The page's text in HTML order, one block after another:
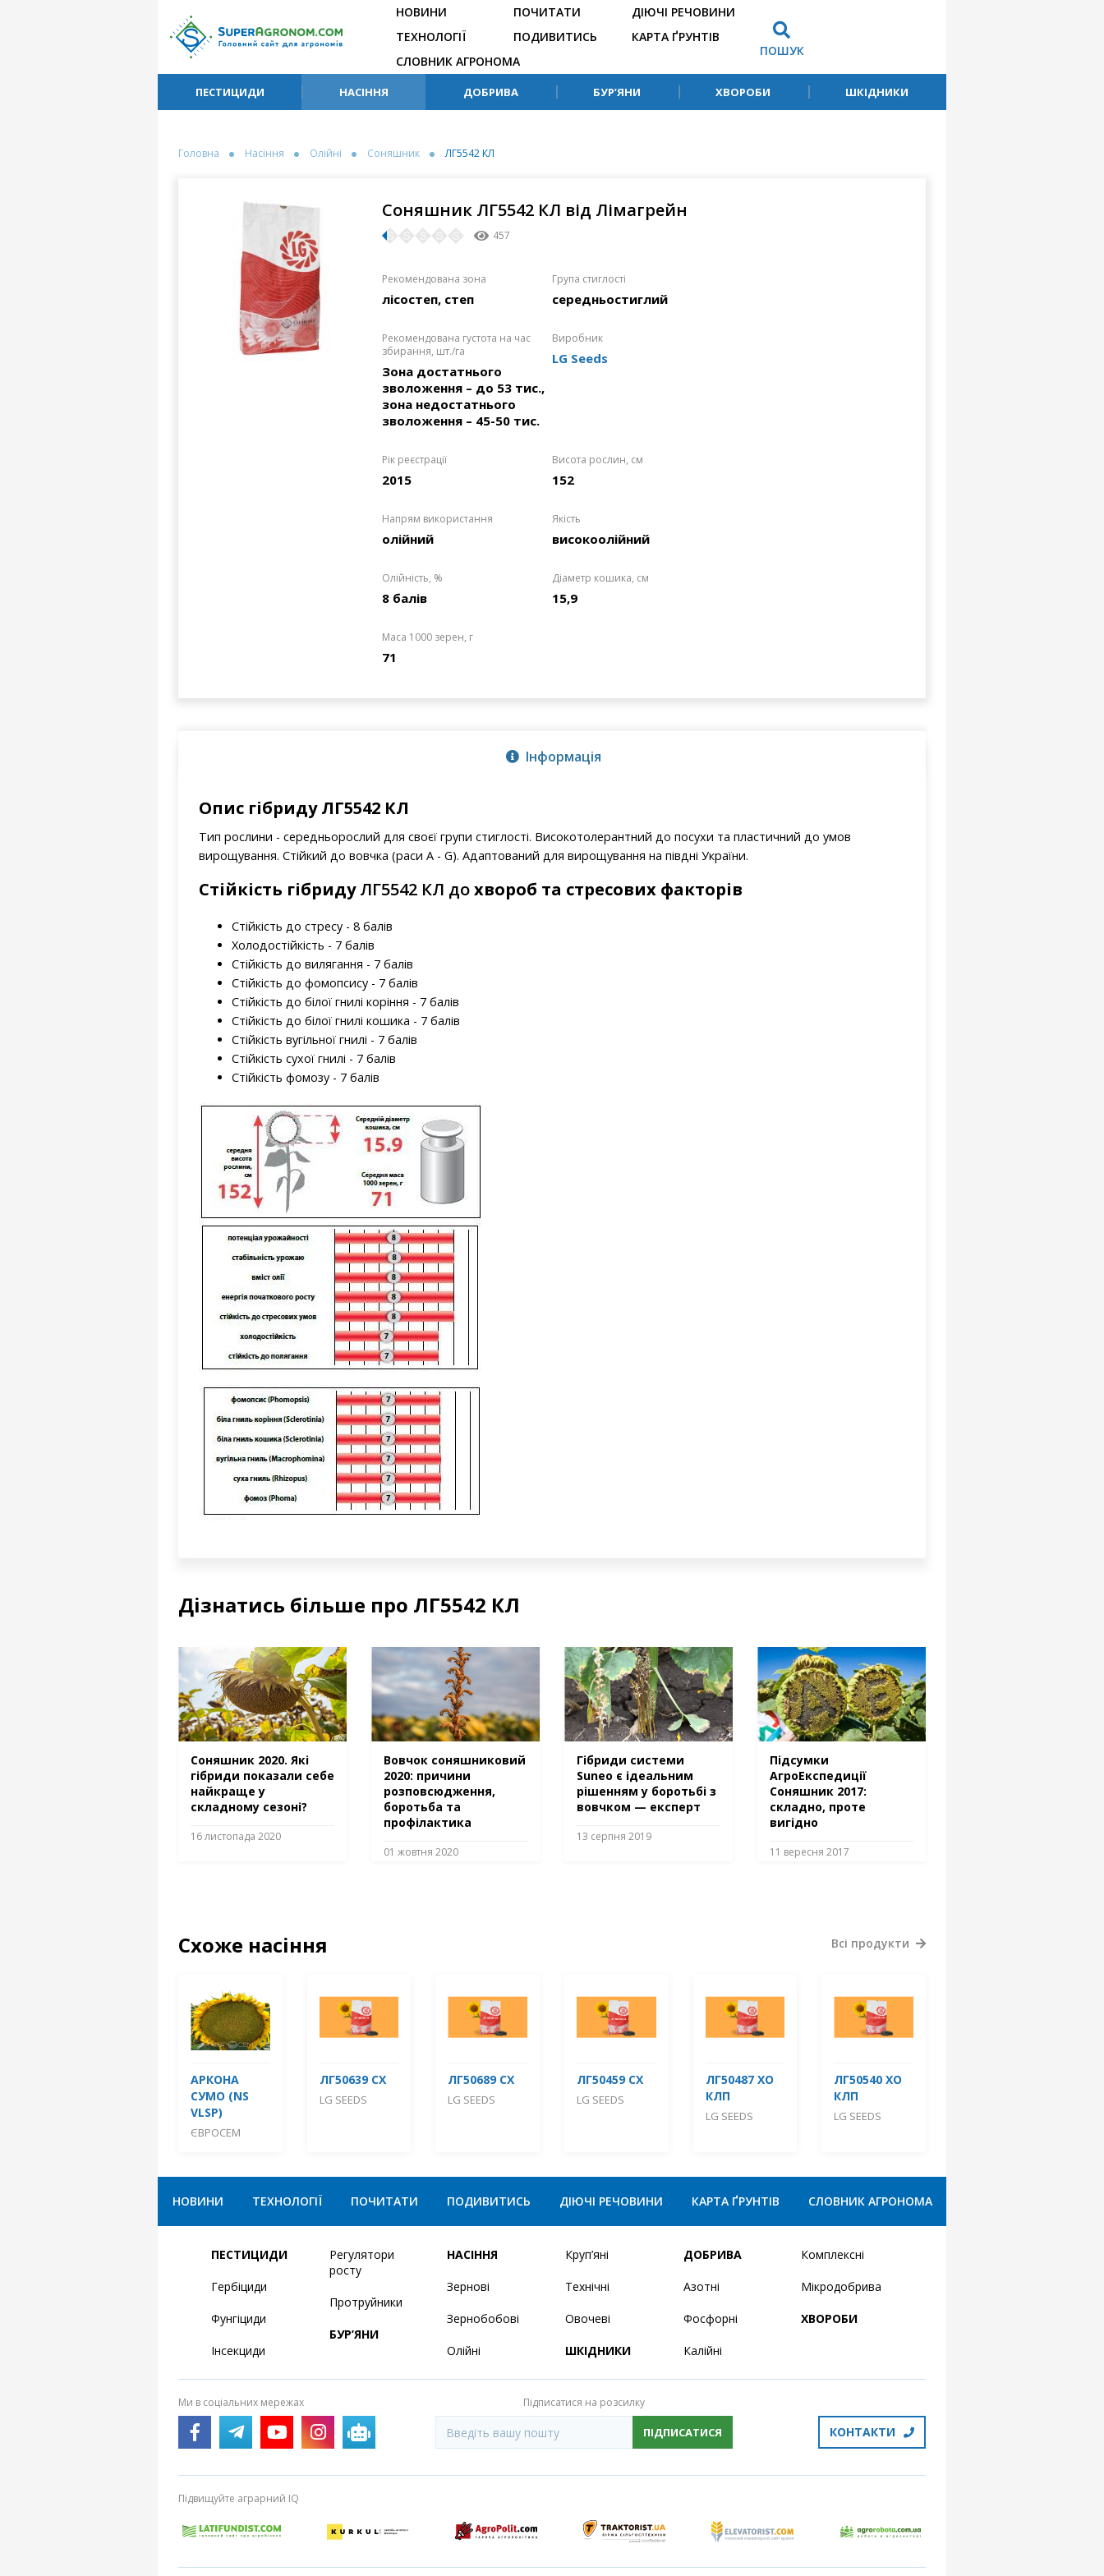
НОВИНИ
ТЕХНОЛОГІЇ
ПОЧИТАТИ
ПОДИВИТИСЬ
ДІЮЧІ РЕЧОВИНИ
КАРТА ҐРУНТІВ
СЛОВНИК АГРОНОМА
ПОШУК
ПЕСТИЦИДИ НАСІННЯ ДОБРИВА БУР’ЯНИ ХВОРОБИ ШКІДНИКИ
Головна Насіння Олійні Соняшник ЛГ5542 КЛ
Соняшник ЛГ5542 КЛ від Лімагрейн
457
Рекомендована зона
лісостеп, степ
Група стиглості
середньостиглий
Рекомендована густота на час
збирання, шт./га
Зона достатнього
зволоження – до 53 тис.,
зона недостатнього
зволоження – 45-50 тис.
Виробник
LG Seeds
Рік реєстрації
2015
Висота рослин, см
152
Напрям використання
олійний
Якість
високоолійний
Олійність, %
8 балів
Діаметр кошика, см
15,9
Маса 1000 зерен, г
71
Інформація
Опис гібриду ЛГ5542 КЛ
Тип рослини - середньорослий для своєї групи стиглості. Високотолерантний до посухи та пластичний до умов
вирощування. Стійкий до вовчка (раси A - G). Адаптований для вирощування на півдні України.
Стійкість гібридуЛГ5542 КЛ дохвороб та стресових факторів
Стійкість до стресу - 8 балів
Холодостійкість - 7 балів
Стійкість до вилягання - 7 балів
Стійкість до фомопсису - 7 балів
Стійкість до білої гнилі коріння - 7 балів
Стійкість до білої гнилі кошика - 7 балів
Стійкість вугільної гнилі - 7 балів
Стійкість сухої гнилі - 7 балів
Стійкість фомозу - 7 балів
Дізнатись більше про ЛГ5542 КЛ
Соняшник 2020. Які
гібриди показали себе
найкраще у
складному сезоні?
16 листопада 2020
Вовчок соняшниковий
2020: причини
розповсюдження,
боротьба та
профілактика
01 жовтня 2020
Гібриди системи
Suneo є ідеальним
рішенням у боротьбі з
вовчком — експерт
13 серпня 2019
Підсумки
АгроЕкспедиції
Соняшник 2017:
складно, проте
вигідно
11 вересня 2017
Схоже насіння
АРКОНА
СУМО (NS
VLSP)
ЄВРОСЕМ
ЛГ50639 СХ
LG SEEDS
ЛГ50689 СХ
LG SEEDS
ЛГ50459 СХ
LG SEEDS
ЛГ50487 ХО
КЛП
LG SEEDS
ЛГ50540 ХО
КЛП
LG SEEDS
Всі продукти
НОВИНИ ТЕХНОЛОГІЇ ПОЧИТАТИ ПОДИВИТИСЬ ДІЮЧІ РЕЧОВИНИ КАРТА ҐРУНТІВ СЛОВНИК АГРОНОМА
ПЕСТИЦИДИ
Гербіциди
Фунгіциди
Інсекциди
Регулятори
росту
Протруйники
БУР’ЯНИ
НАСІННЯ
Зернові
Зернобобові
Олійні
Круп’яні
Технічні
Овочеві
ШКІДНИКИ
ДОБРИВА
Азотні
Фосфорні
Калійні
Комплексні
Мікродобрива
ХВОРОБИ
Ми в соціальних мережах Підписатися на розсилку
ПІДПИСАТИСЯ КОНТАКТИ
Підвищуйте аграрний IQ